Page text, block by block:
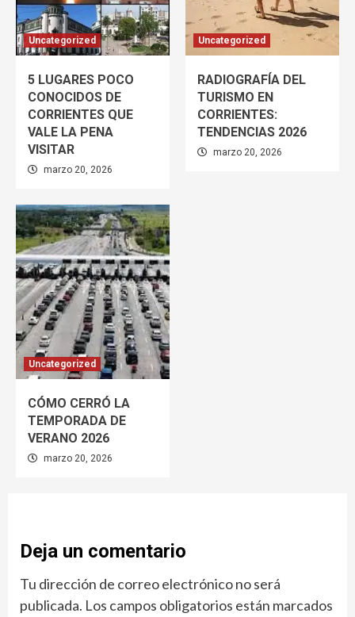
Uncategorized
5 LUGARES POCO
CONOCIDOS DE
CORRIENTES QUE
VALE LA PENA
VISITAR
marzo 20, 2026
Uncategorized
RADIOGRAFÍA DEL
TURISMO EN
CORRIENTES:
TENDENCIAS 2026
marzo 20, 2026
Uncategorized
CÓMO CERRÓ LA
TEMPORADA DE
VERANO 2026
marzo 20, 2026
Deja un comentario
Tu dirección de correo electrónico no será
publicada. Los campos obligatorios están marcados